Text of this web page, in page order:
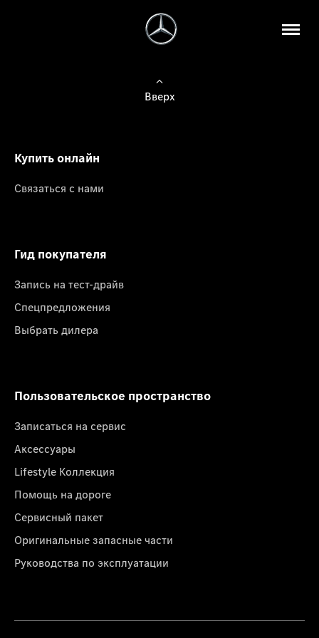
Вверх
Купить онлайн
Связаться с нами
Гид покупателя
Запись на тест-драйв
Спецпредложения
Выбрать дилера
Пользовательское пространство
Записаться на сервис
Аксессуары
Lifestyle Коллекция
Помощь на дороге
Сервисный пакет
Оригинальные запасные части
Руководства по эксплуатации